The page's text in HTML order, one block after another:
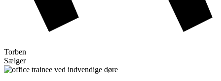
Torben
Sælger